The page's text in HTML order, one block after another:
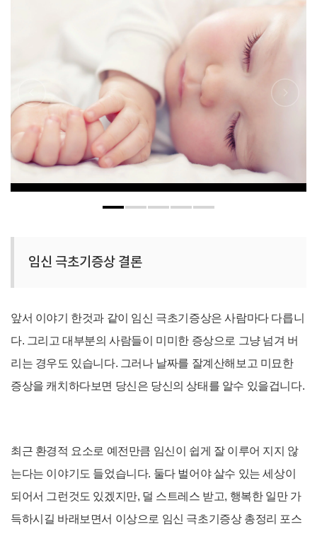
임신 극초기증상 결론
앞서 이야기 한것과 같이 임신 극초기증상은 사람마다 다릅니
다. 그리고 대부분의 사람들이 미미한 증상으로 그냥 넘겨 버
리는 경우도 있습니다. 그러나 날짜를 잘계산해보고 미묘한
증상을 캐치하다보면 당신은 당신의 상태를 알수 있을겁니다.
최근 환경적 요소로 예전만큼 임신이 쉽게 잘 이루어 지지 않
는다는 이야기도 들었습니다. 둘다 벌어야 살수 있는 세상이
되어서 그런것도 있겠지만, 덜 스트레스 받고, 행복한 일만 가
득하시길 바래보면서 이상으로 임신 극초기증상 총정리 포스